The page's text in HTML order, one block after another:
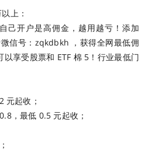
上：
己开户是高佣金，越用越亏！添加
信号：zqkdbkh ，获得全网最低佣
享受股票和 ETF 棉 5！行业最低门
元起收；
，最低 0.5 元起收；